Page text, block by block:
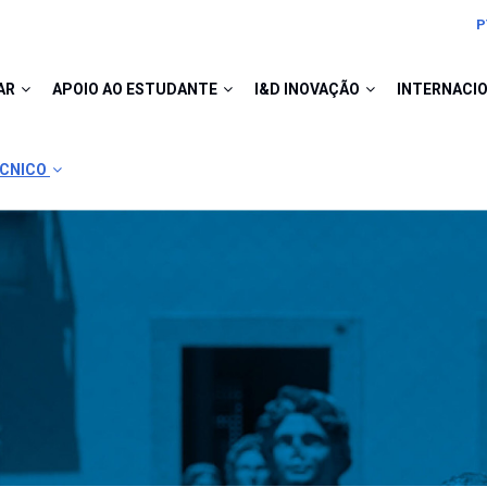
APOIO AO ESTUDANTE I&D INOVAÇÃO